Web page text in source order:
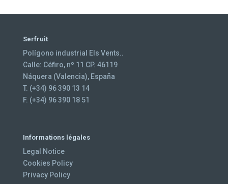
Serfruit
Polígono industrial Els Vents..
Calle: Céfiro, nº 11 CP. 46119
Náquera (Valencia), España
T. (+34) 96 390 13 14
F. (+34) 96 390 18 51
Informations légales
Legal Notice
Cookies Policy
Privacy Policy